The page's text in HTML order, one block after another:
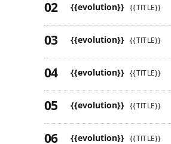
{{evolution}} {{TITLE}}
{{evolution}} {{TITLE}}
{{evolution}} {{TITLE}}
{{evolution}} {{TITLE}}
{{evolution}} {{TITLE}}